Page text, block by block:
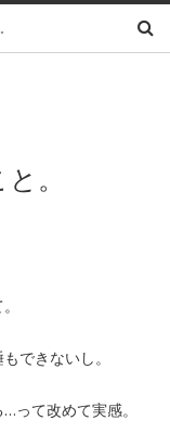
。
できないし。
って改めて実感。